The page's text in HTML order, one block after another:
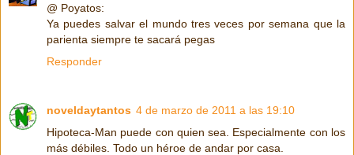
@ Poyatos:
Ya puedes salvar el mundo tres veces por semana que la
parienta siempre te sacará pegas
Responder
noveldaytantos 4 de marzo de 2011 a las 19:10
Hipoteca-Man puede con quien sea. Especialmente con los
más débiles. Todo un héroe de andar por casa.